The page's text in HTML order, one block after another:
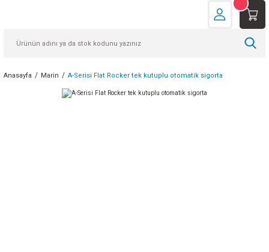
Anasayfa Marin A-Serisi Flat Rocker tek kutuplu otomatik sigorta